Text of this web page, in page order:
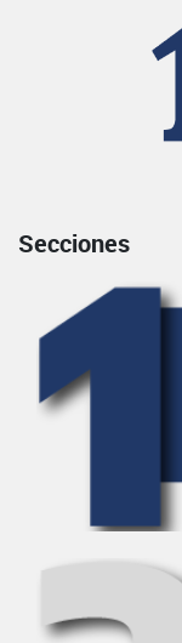
Secciones